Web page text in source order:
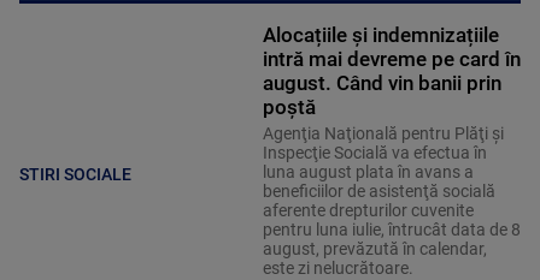
STIRI SOCIALE
Alocațiile și indemnizațiile
intră mai devreme pe card în
august. Când vin banii prin
poștă
Agenţia Naţională pentru Plăţi şi
Inspecţie Socială va efectua în
luna august plata în avans a
beneficiilor de asistenţă socială
aferente drepturilor cuvenite
pentru luna iulie, întrucât data de 8
august, prevăzută în calendar,
este zi nelucrătoare.